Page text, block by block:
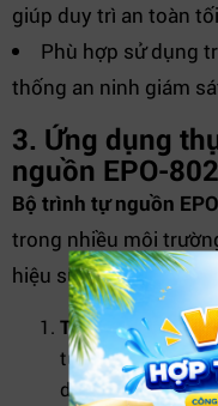
giúp duy trì an toàn
Phù hợp sử dụng
thống an ninh giám
3. Ứng dụng
nguồn EPO-
Bộ trình tự nguồn
trong nhiều môi
hiệu suất cao:
Trung tâm dữ liệu
tục, ổn định cho
downtime gây